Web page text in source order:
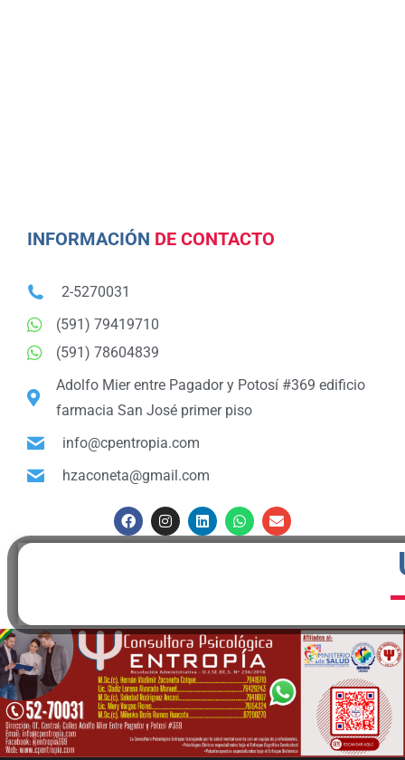
INFORMACIÓN DE CONTACTO
2-5270031
(591) 79419710
(591) 78604839
Adolfo Mier entre Pagador y Potosí #369 edificio
farmacia San José primer piso
info@cpentropia.com
hzaconeta@gmail.com